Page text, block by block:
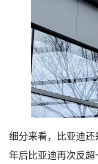
细分来看，比亚迪
年后比亚迪再次反